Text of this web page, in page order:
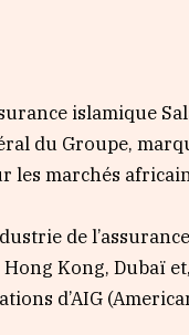
islamique
du Groupe,
les marchés
de
Hong Kong, Dubaï
d’AIG